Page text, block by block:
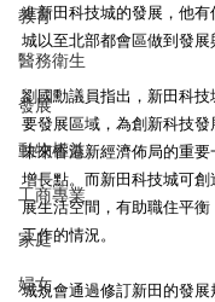
教育
醫務衛生
發展
動物權益
工商專業
家庭
婦女
進新田科技城的發展，他
城以至北部都會區做到發展
劉國勳議員指出，新田科
要發展區域，為創新科技
未來香港新經濟佈局的重
增長點。而新田科技城可
展生活空間，有助職住平
工作的情況。
城規會通過修訂新田的發